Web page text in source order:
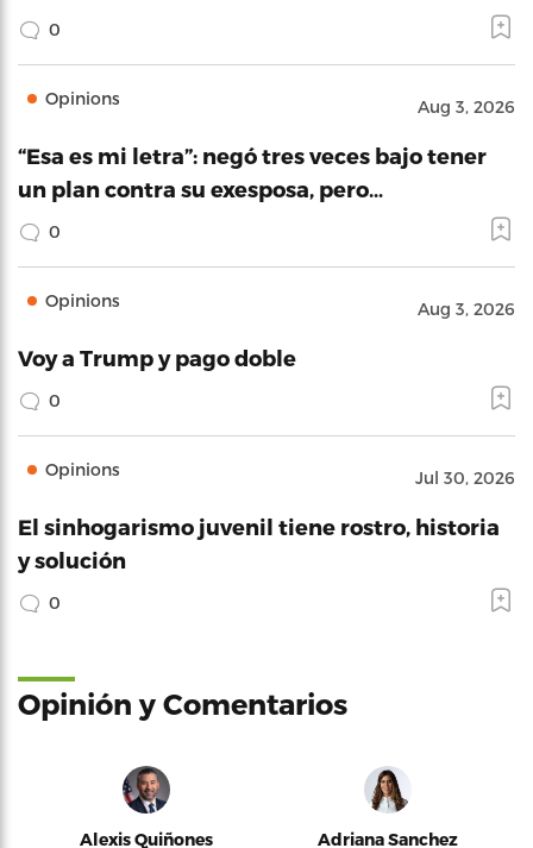
0
Opinions Aug 3, 2026
“Esa es mi letra”: negó tres veces bajo tener
un plan contra su exesposa, pero…
0
Opinions Aug 3, 2026
Voy a Trump y pago doble
0
Opinions Jul 30, 2026
El sinhogarismo juvenil tiene rostro, historia
y solución
0
Opinión y Comentarios
Alexis Quiñones Adriana Sanchez